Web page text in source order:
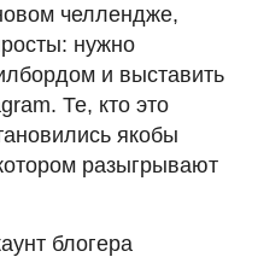
челлендже,
нужно
и выставить
Те, кто это
якобы
разыгрывают
блогера